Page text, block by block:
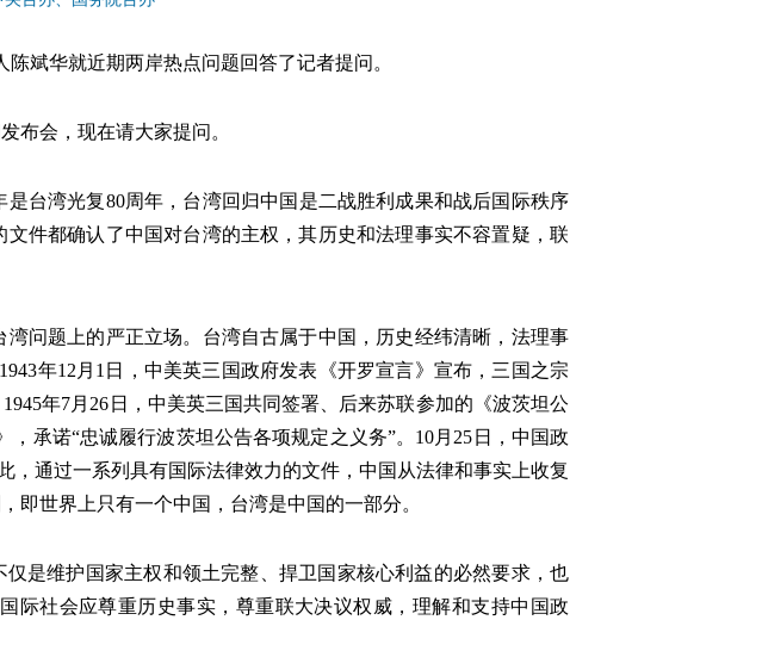
斌华就近期两岸热点问题回答了记者提问。
布会，现在请大家提问。
台湾光复80周年，台湾回归中国是二战胜利成果和战后国际秩序
件都确认了中国对台湾的主权，其历史和法理事实不容置疑，联
问题上的严正立场。台湾自古属于中国，历史经纬清晰，法理事
年12月1日，中美英三国政府发表《开罗宣言》宣布，三国之宗
年7月26日，中美英三国共同签署、后来苏联参加的《波茨坦公
承诺“忠诚履行波茨坦公告各项规定之义务”。10月25日，中国政
，通过一系列具有国际法律效力的文件，中国从法律和事实上收复
即世界上只有一个中国，台湾是中国的一部分。
是维护国家主权和领土完整、捍卫国家核心利益的必然要求，也
际社会应尊重历史事实，尊重联大决议权威，理解和支持中国政